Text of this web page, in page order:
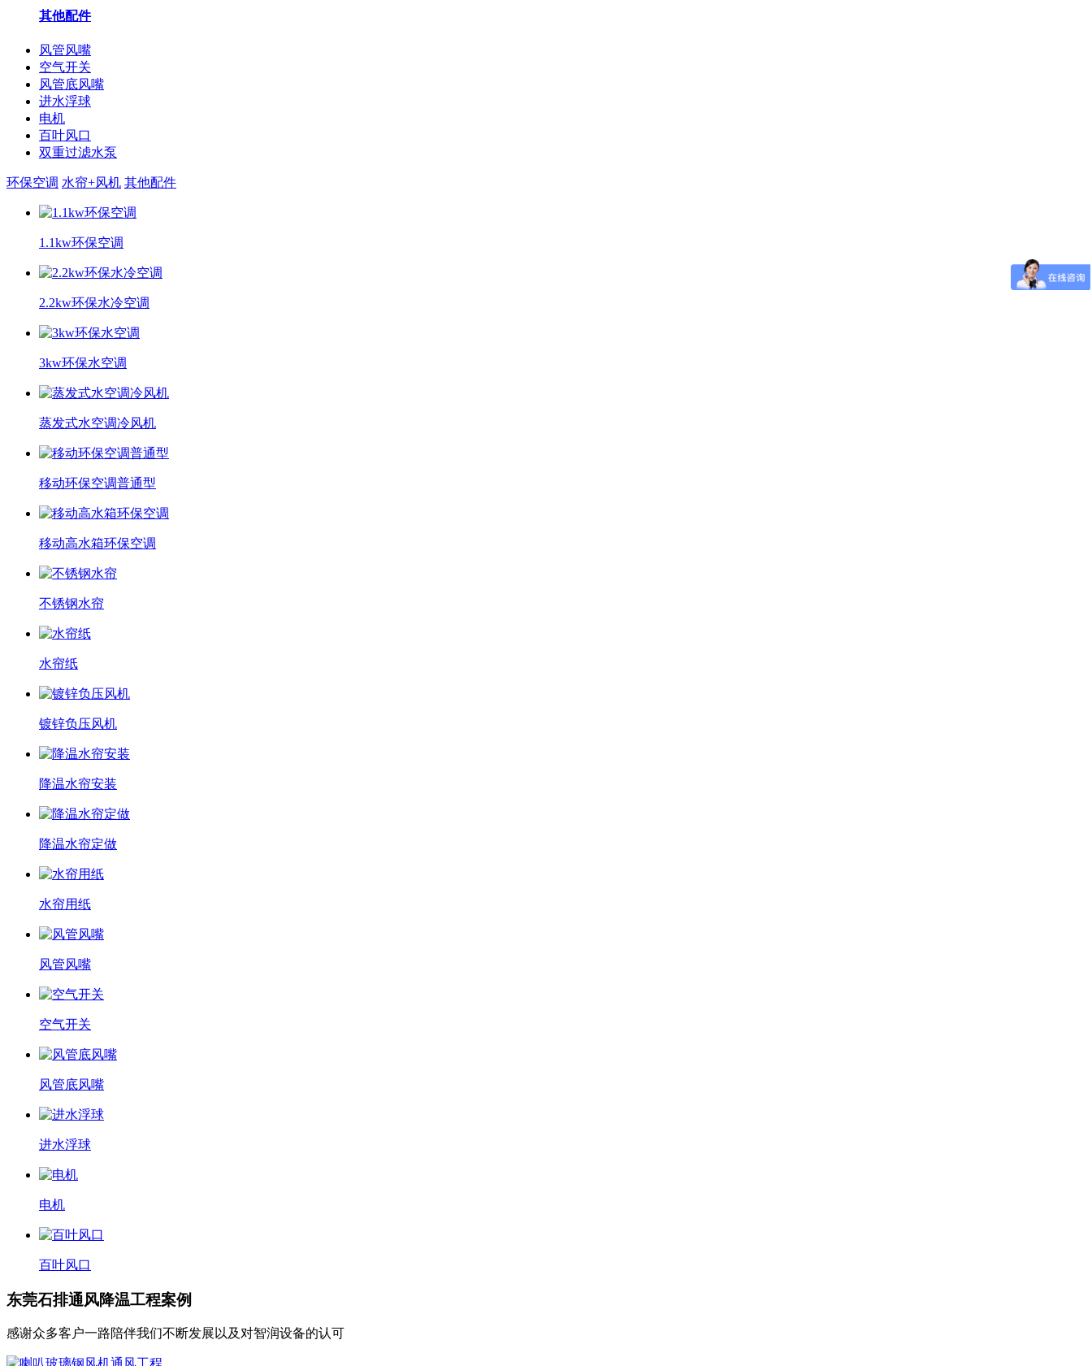
其他配件
风管风嘴
空气开关
风管底风嘴
进水浮球
电机
百叶风口
双重过滤水泵
环保空调 水帘+风机 其他配件
1.1kw环保空调
2.2kw环保水冷空调
3kw环保水空调
蒸发式水空调冷风机
移动环保空调普通型
移动高水箱环保空调
不锈钢水帘
水帘纸
镀锌负压风机
降温水帘安装
降温水帘定做
水帘用纸
风管风嘴
空气开关
风管底风嘴
进水浮球
电机
百叶风口
东莞石排通风降温工程案例
感谢众多客户一路陪伴我们不断发展以及对智润设备的认可